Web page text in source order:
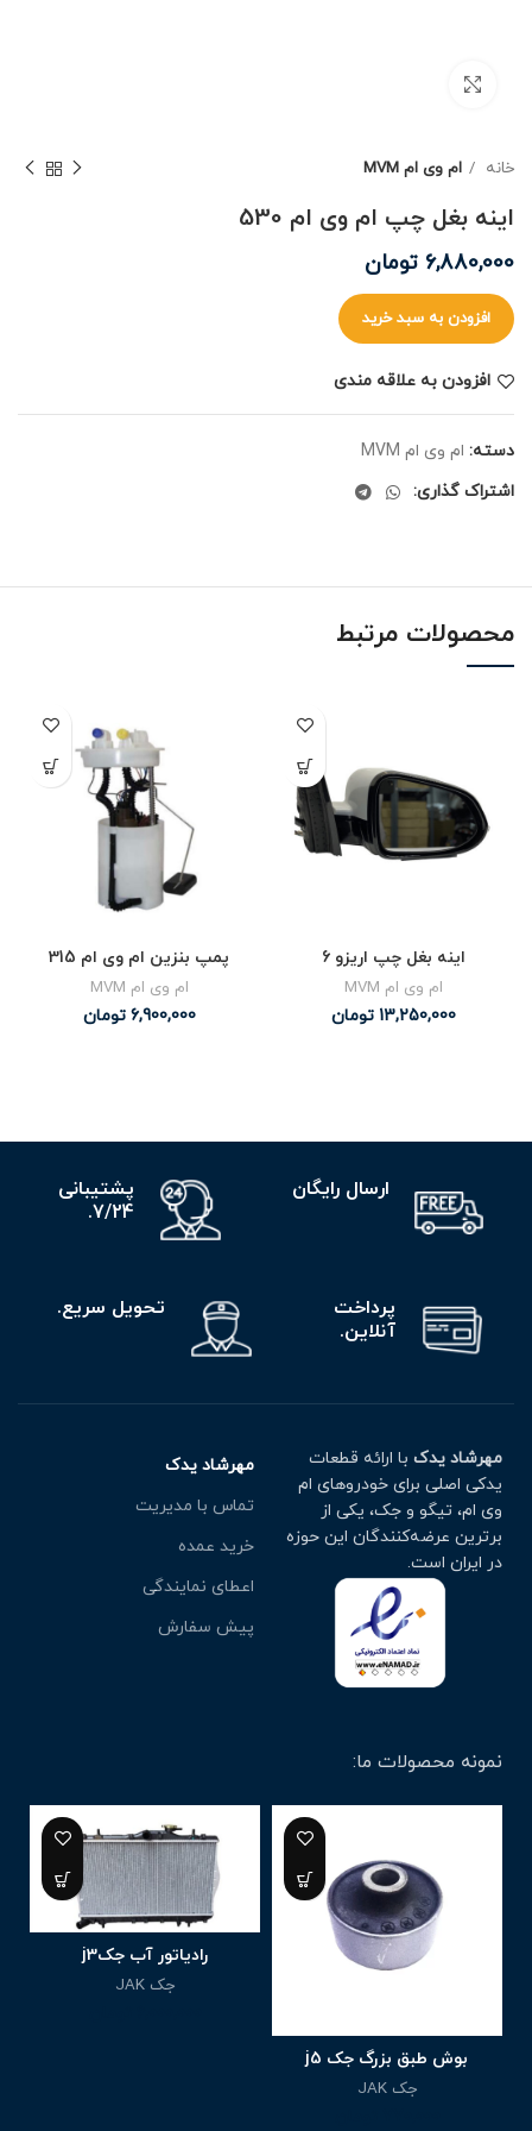
خانه ام وی ام MVM
اینه بغل چپ ام وی ام 530
6,880,000 تومان
افزودن به سبد خرید
افزودن به علاقه مندی
دسته: ام وی ام MVM
اشتراک گذاری:
محصولات مرتبط
اینه بغل چپ اریزو 6
ام وی ام MVM
13,250,000 تومان
پمپ بنزین ام وی ام 315
ام وی ام MVM
6,900,000 تومان
ارسال رایگان
پشتیبانی
7/24.
پرداخت
آنلاین.
تحویل سریع.
مهرشاد یدک با ارائه قطعات
یدکی اصلی برای خودروهای ام
وی ام، تیگو و جک، یکی از
برترین عرضه‌کنندگان این حوزه
در ایران است.
مهرشاد یدک
تماس با مدیریت
خرید عمده
اعطای نمایندگی
پیش سفارش
نمونه محصولات ما:
بوش طبق بزرگ جک j5
جک JAK
رادیاتور آب جکj3
جک JAK